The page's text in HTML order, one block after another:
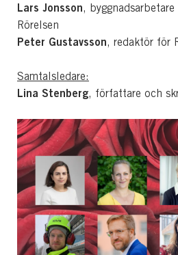
Lars Jonsson,
Rörelsen
Peter Gustavsson, redaktör för
Samtalsledare:
Lina Stenberg, författare och